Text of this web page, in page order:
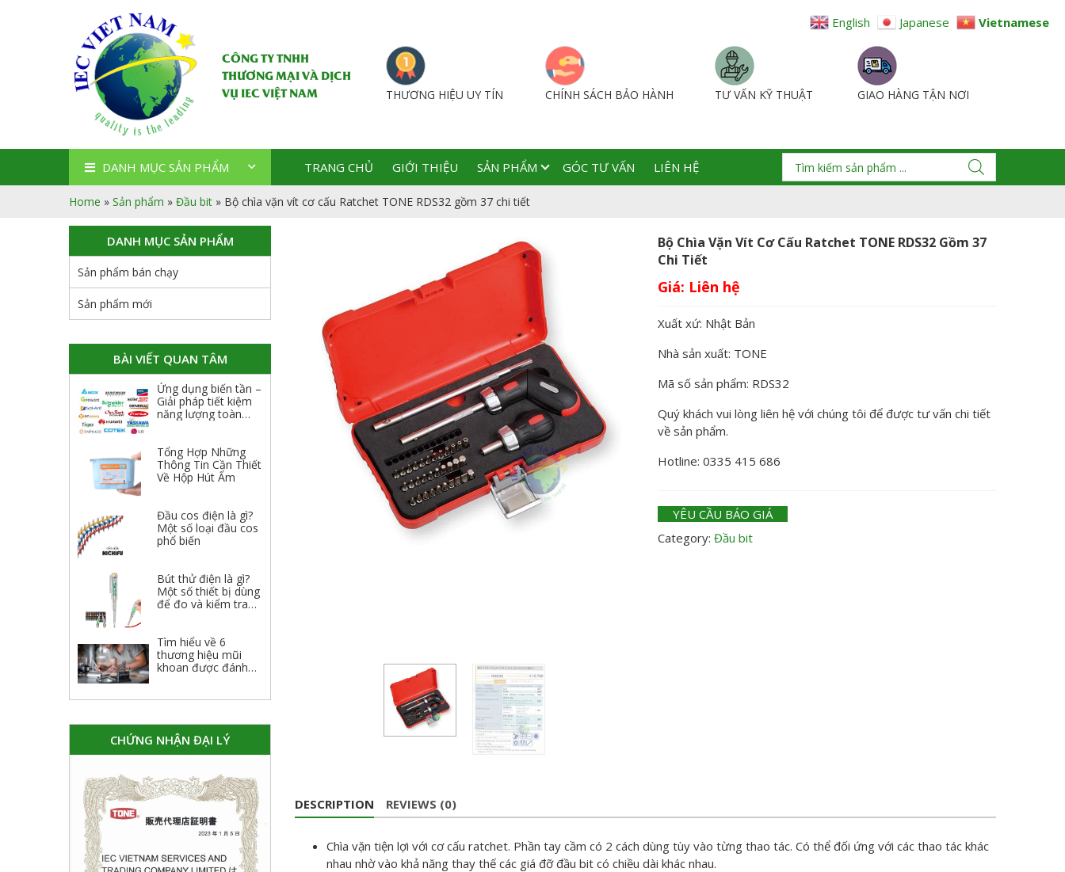
CÔNG TY TNHH
THƯƠNG MẠI VÀ DỊCH
VỤ IEC VIỆT NAM
THƯƠNG HIỆU UY TÍN CHÍNH SÁCH BẢO HÀNH TƯ VẤN KỸ THUẬT GIAO HÀNG TẬN NƠI
DANH MỤC SẢN PHẨM TRANG CHỦ GIỚI THIỆU SẢN PHẨM GÓC TƯ VẤN LIÊN HỆ
Home » Sản phẩm » Đầu bit » Bộ chìa vặn vít cơ cấu Ratchet TONE RDS32 gồm 37 chi tiết
Bộ Chìa Vặn Vít Cơ Cấu Ratchet TONE RDS32 Gồm 37
Chi Tiết
Giá:
Xuất xứ: Nhật Bản
Nhà sản xuất: TONE
Mã số sản phẩm: RDS32
Quý khách vui lòng liên hệ với chúng tôi để được tư vấn chi tiết
về sản phẩm.
Hotline: 0335 415 686
YÊU CẦU BÁO GIÁ
Category: Đầu bit
DESCRIPTION REVIEWS (0)
Chìa vặn tiện lợi với cơ cấu ratchet. Phần tay cầm có 2 cách dùng tùy vào từng thao tác. Có thể đối ứng với các thao tác khác
nhau nhờ vào khả năng thay thế các giá đỡ đầu bit có chiều dài khác nhau.
DANH MỤC SẢN PHẨM
Sản phẩm bán chạy
Sản phẩm mới
BÀI VIẾT QUAN TÂM
Ứng dụng biến tần –
Giải pháp tiết kiệm
năng lượng toàn
Tổng Hợp Những
Thông Tin Cần Thiết
Về Hộp Hút Ẩm
Đầu cos điện là gì?
Một số loại đầu cos
phổ biến
Bút thử điện là gì?
Một số thiết bị dùng
để đo và kiểm tra
Tìm hiểu về 6
thương hiệu mũi
khoan được đánh
CHỨNG NHẬN ĐẠI LÝ
English Japanese Vietnamese